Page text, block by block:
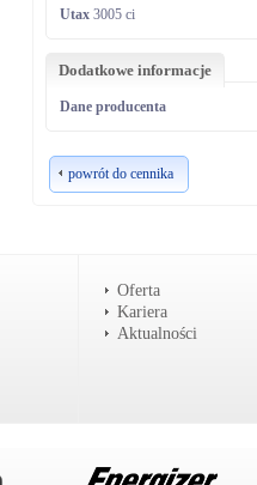
Utax 3005 ci
Dodatkowe informacje
Dane producenta
powrót do cennika
Oferta
Kariera
Aktualności